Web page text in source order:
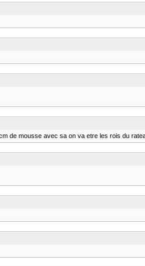
de mousse avec sa on va etre les rois du